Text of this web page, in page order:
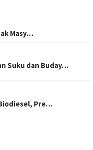
Masy…
Suku dan Buday…
Pre…